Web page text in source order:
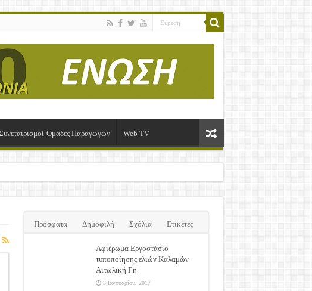
Ομάδες Παραγωγών Web TV
Πρόσφατα Δημοφιλή Σχόλια Ετικέτες
Αφιέρωμα Εργοστάσιο
τυποποίησης ελιών Καλαμών
Αιτωλική Γη
3 Ιανουαρίου, 2017